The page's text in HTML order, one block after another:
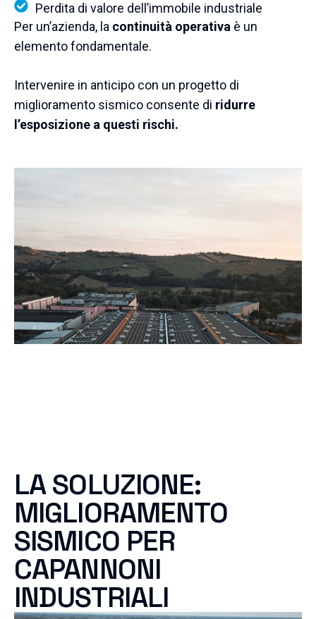
Perdita di valore dell’immobile industriale
Per un’azienda, la continuità operativa è un
elemento fondamentale.
Intervenire in anticipo con un progetto di
miglioramento sismico consente di ridurre
l’esposizione a questi rischi.
LA SOLUZIONE:
MIGLIORAMENTO
SISMICO PER
CAPANNONI
INDUSTRIALI